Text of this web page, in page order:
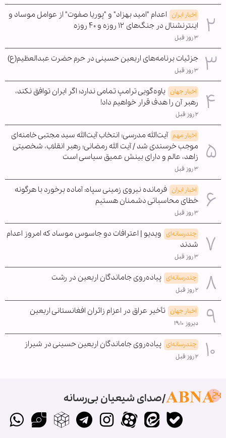
اخبار ایران اعدام "امید بهزاد" و "پوریا صفوت" از عوامل موساد و
اینترنشنال در جنگ‌های ۱۲ روزه و ۴۰ روزه
۳ روز قبل
جزئیات برنامه‌های اربعین حسینی در حرم حضرت عبدالعظیم(ع)
۳ روز قبل
اخبار جهان یاوه‌گویی ترامپ تمامی ندارد؛ اگر ایران توافق نکند،
رهبر آن را هدف قرار خواهیم داد!
۲ روز قبل
اخبار مهم آیت‌الله مدرسی: انتخاب آیت‌الله سید مجتبی خامنه‌ای
موجب خرسندی شد / آیت الله رمضانی: رهبر انقلاب، شخصیتی
زاهد، عالم و دارای بینش عمیق سیاسی است
۳ روز قبل
اخبار ایران فرمانده نیروی زمینی سپاه: آماده برخورد با هرگونه
خطای محاسباتی دشمنان هستیم
۳ روز قبل
چندرسانه‌ای ویدیو | اعترافات دو جاسوس موساد که امروز اعدام
شدند
۳ روز قبل
چندرسانه‌ای پیاده‌روی جاماندگان اربعین در رشت
۲ روز قبل
اخبار جهان تأخیر عراق در اعزام زائران افغانستانی اربعین
دیروز ۱۹:۱۰
چندرسانه‌ای پیاده‌روی جاماندگان اربعین حسینی در شیراز
۲ روز قبل
صدای شیعیان بی‌رسانه